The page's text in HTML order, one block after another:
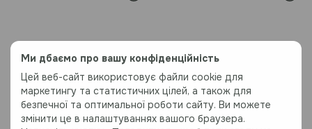
Ми дбаємо про вашу конфіденційність
Цей веб-сайт використовує файли cookie для
маркетингу та статистичних цілей, а також для
безпечної та оптимальної роботи сайту. Ви можете
змінити це в налаштуваннях вашого браузера.
Карта Грузії на акрилі з
підсвіткою, колір Warm, S -
Карта Грузії на акрилі з
підсвіткою між областями